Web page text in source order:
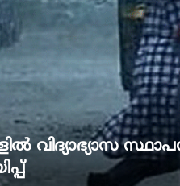
വിദ്യാഭ്യാസ